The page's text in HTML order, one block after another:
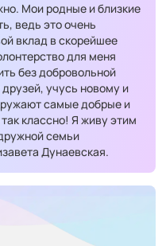
Мои родные и близкие
ведь это очень
вклад в скорейшее
для меня
без добровольной
учусь новому и
самые добрые и
классно! Я живу этим
семьи
Дунаевская.